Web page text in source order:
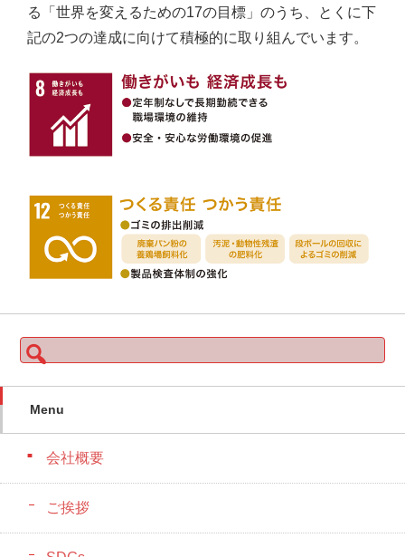
る「世界を変えるための17の目標」のうち、とくに下
記の2つの達成に向けて積極的に取り組んでいます。
検
索:
Menu
会社概要
ご挨拶